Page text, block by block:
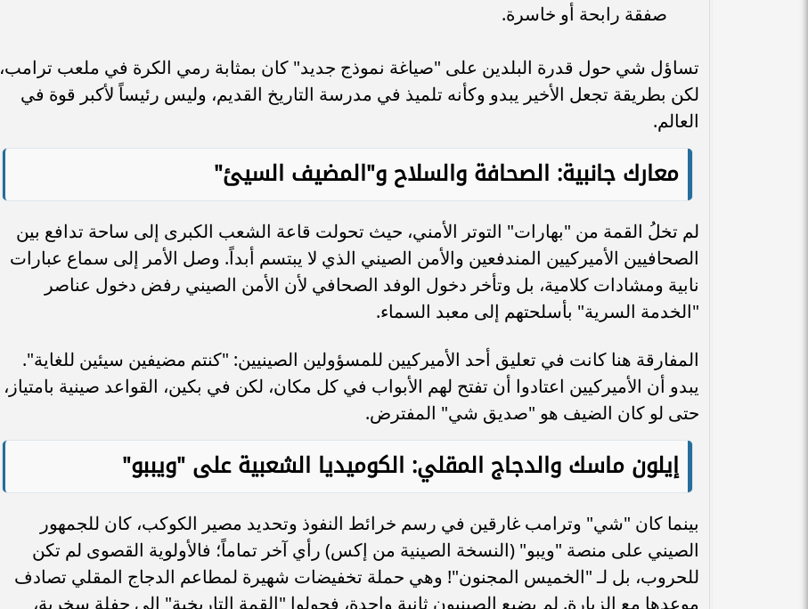
صفقة رابحة أو خاسرة.
تساؤل شي حول قدرة البلدين على "صياغة نموذج جديد" كان بمثابة رمي الكرة في ملعب ترامب،
لكن بطريقة تجعل الأخير يبدو وكأنه تلميذ في مدرسة التاريخ القديم، وليس رئيساً لأكبر قوة في
العالم.
معارك جانبية: الصحافة والسلاح و"المضيف السيئ"
لم تخلُ القمة من "بهارات" التوتر الأمني، حيث تحولت قاعة الشعب الكبرى إلى ساحة تدافع بين
الصحافيين الأميركيين المندفعين والأمن الصيني الذي لا يبتسم أبداً. وصل الأمر إلى سماع عبارات
نابية ومشادات كلامية، بل وتأخر دخول الوفد الصحافي لأن الأمن الصيني رفض دخول عناصر
"الخدمة السرية" بأسلحتهم إلى معبد السماء.
المفارقة هنا كانت في تعليق أحد الأميركيين للمسؤولين الصينيين: "كنتم مضيفين سيئين للغاية".
يبدو أن الأميركيين اعتادوا أن تفتح لهم الأبواب في كل مكان، لكن في بكين، القواعد صينية بامتياز،
حتى لو كان الضيف هو "صديق شي" المفترض.
إيلون ماسك والدجاج المقلي: الكوميديا الشعبية على "ويببو"
بينما كان "شي" وترامب غارقين في رسم خرائط النفوذ وتحديد مصير الكوكب، كان للجمهور
الصيني على منصة "ويبو" (النسخة الصينية من إكس) رأي آخر تماماً؛ فالأولوية القصوى لم تكن
للحروب، بل لـ "الخميس المجنون"! وهي حملة تخفيضات شهيرة لمطاعم الدجاج المقلي تصادف
موعدها مع الزيارة. لم يضيع الصينيون ثانية واحدة، فحولوا "القمة التاريخية" إلى حفلة سخرية،